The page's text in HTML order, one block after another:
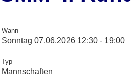
Wann
Sonntag 07.06.2026 12:30 - 19:00
Typ
Mannschaften